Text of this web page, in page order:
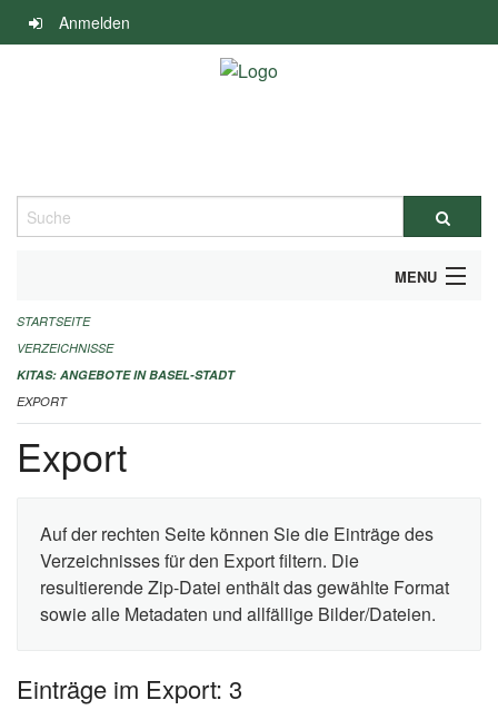
Navigation
überspringen
Anmelden
Suche
MENU
ALLGEMEINE INFORMATIONEN
IMPRESSUM
STARTSEITE
VERZEICHNISSE
KITAS: ANGEBOTE IN BASEL-STADT
EXPORT
Export
Auf der rechten Seite können Sie die Einträge des
Verzeichnisses für den Export filtern. Die
resultierende Zip-Datei enthält das gewählte Format
sowie alle Metadaten und allfällige Bilder/Dateien.
Einträge im Export: 3